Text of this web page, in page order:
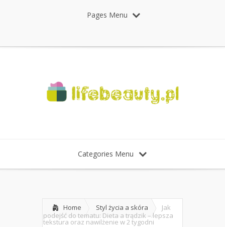
Pages Menu
Categories Menu
Home Styl życia a skóra
Jak
podejść do tematu: Dieta a trądzik – lepsza
tekstura oraz nawilżenie w 2 tygodni